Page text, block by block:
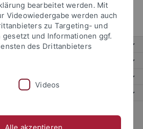
... Home
Tübingen, Tübingen
bearbeitet werden. Mit
Videowiedergabe werden auch
zu Targeting- und
gesetzt und Informationen ggf.
des Drittanbieters
Videos